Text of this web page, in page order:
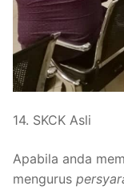
14. SKCK Asli
Apabila anda
mengurus